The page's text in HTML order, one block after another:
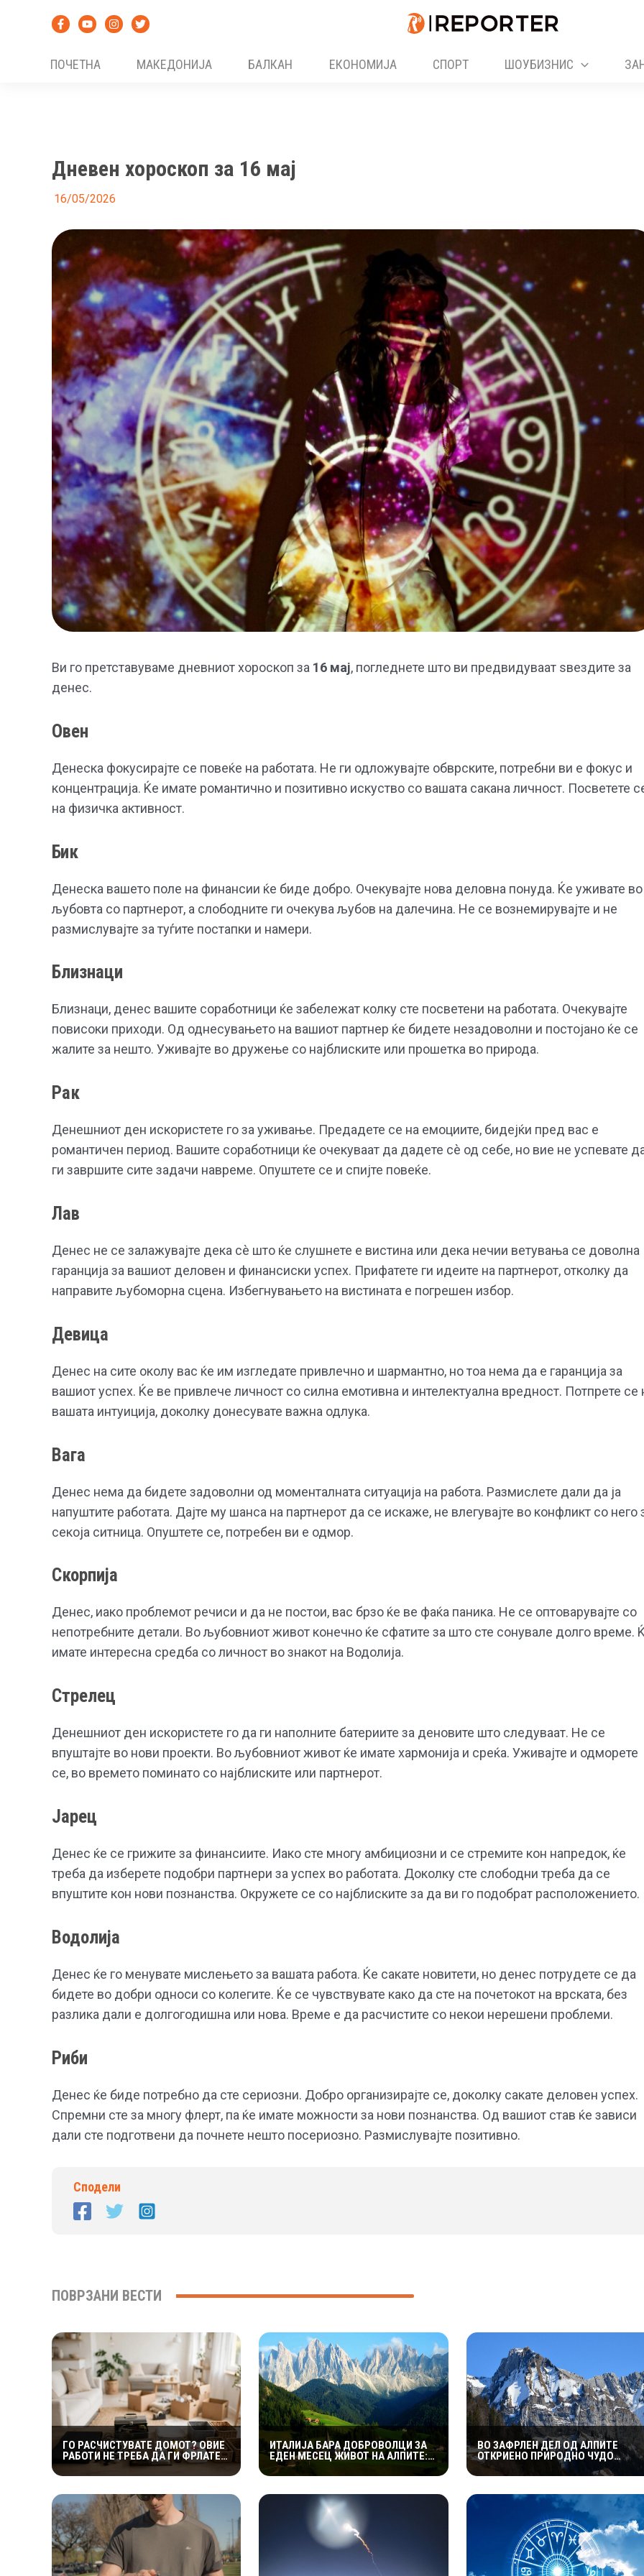
ПОЧЕТНА
МАКЕДОНИЈА БАЛКАН ЕКОНОМИЈА СПОРТ ШОУБИЗНИС
Дневен хороскоп за 16 мај
16/05/2026
Ви го претставуваме дневниот хороскоп за 16 мај, погледнете што ви предвидуваат ѕвездите за
денес.
Овен
Денеска фокусирајте се повеќе на работата. Не ги одложувајте обврските, потребни ви е фокус и
концентрација. Ќе имате романтично и позитивно искуство со вашата сакана личност. Посветете
на физичка активност.
Бик
Денеска вашето поле на финансии ќе биде добро. Очекувајте нова деловна понуда. Ќе уживате во
љубовта со партнерот, а слободните ги очекува љубов на далечина. Не се вознемирувајте и не
размислувајте за туѓите постапки и намери.
Близнаци
Близнаци, денес вашите соработници ќе забележат колку сте посветени на работата. Очекувајте
повисоки приходи. Од однесувањето на вашиот партнер ќе бидете незадоволни и постојано ќе се
жалите за нешто. Уживајте во дружење со најблиските или прошетка во природа.
Рак
Денешниот ден искористете го за уживање. Предадете се на емоциите, бидејќи пред вас е
романтичен период. Вашите соработници ќе очекуваат да дадете сè од себе, но вие не успевате
ги завршите сите задачи навреме. Опуштете се и спијте повеќе.
Лав
Денес не се залажувајте дека сè што ќе слушнете е вистина или дека нечии ветувања се доволна
гаранција за вашиот деловен и финансиски успех. Прифатете ги идеите на партнерот, отколку да
направите љубоморна сцена. Избегнувањето на вистината е погрешен избор.
Девица
Денес на сите околу вас ќе им изгледате привлечно и шармантно, но тоа нема да е гаранција за
вашиот успех. Ќе ве привлече личност со силна емотивна и интелектуална вредност. Потпрете се
вашата интуиција, доколку донесувате важна одлука.
Вага
Денес нема да бидете задоволни од моменталната ситуација на работа. Размислете дали да ја
напуштите работата. Дајте му шанса на партнерот да се искаже, не влегувајте во конфликт со него
секоја ситница. Опуштете се, потребен ви е одмор.
Скорпија
Денес, иако проблемот речиси и да не постои, вас брзо ќе ве фаќа паника. Не се оптоварувајте со
непотребните детали. Во љубовниот живот конечно ќе сфатите за што сте сонувале долго време.
имате интересна средба со личност во знакот на Водолија.
Стрелец
Денешниот ден искористете го да ги наполните батериите за деновите што следуваат. Не се
впуштајте во нови проекти. Во љубовниот живот ќе имате хармонија и среќа. Уживајте и одморете
се, во времето поминато со најблиските или партнерот.
Јарец
Денес ќе се грижите за финансиите. Иако сте многу амбициозни и се стремите кон напредок, ќе
треба да изберете подобри партнери за успех во работата. Доколку сте слободни треба да се
впуштите кон нови познанства. Окружете се со најблиските за да ви го подобрат расположението.
Водолија
Денес ќе го менувате мислењето за вашата работа. Ќе сакате новитети, но денес потрудете се да
бидете во добри односи со колегите. Ќе се чувствувате како да сте на почетокот на врската, без
разлика дали е долгогодишна или нова. Време е да расчистите со некои нерешени проблеми.
Риби
Денес ќе биде потребно да сте сериозни. Добро организирајте се, доколку сакате деловен успех.
Спремни сте за многу флерт, па ќе имате можности за нови познанства. Од вашиот став ќе зависи
дали сте подготвени да почнете нешто посериозно. Размислувајте позитивно.
Сподели
ПОВРЗАНИ ВЕСТИ
ГО РАСЧИСТУВАТЕ ДОМОТ? ОВИЕ
РАБОТИ НЕ ТРЕБА ДА ГИ ФРЛАТЕ
БЕЗ ДОБРО ДА РАЗМИСЛИТЕ
ИТАЛИЈА БАРА ДОБРОВОЛЦИ ЗА
ЕДЕН МЕСЕЦ ЖИВОТ НА АЛПИТЕ:
СМЕСТУВАЊЕТО И ХРАНАТА СЕ
ОБЕЗБЕДЕНИ, А СЛЕДУВА И
ВО ЗАФРЛЕН ДЕЛ ОД АЛПИТЕ
ОТКРИЕНО ПРИРОДНО ЧУДО
СТАРО 1.100 ГОДИНИ: НИКОЈ НЕ
ЗНАЕ КАКО СЕ НАШЛО ТАМУ